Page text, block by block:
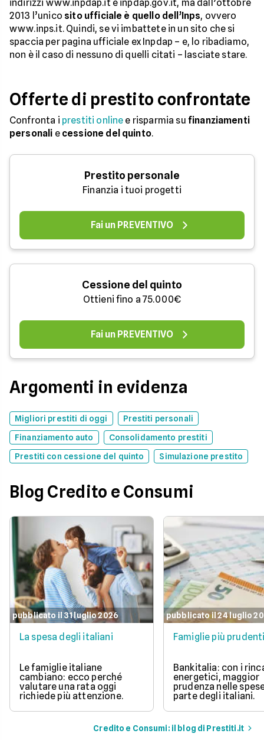
indirizzi www.inpdap.it e inpdap.gov.it, ma dall’ottobre
2013 l’unico sito ufficiale è quello dell’Inps, ovvero
www.inps.it. Quindi, se vi imbattete in un sito che si
spaccia per pagina ufficiale ex Inpdap – e, lo ribadiamo,
non è il caso di nessuno di quelli citati – lasciate stare.
Offerte di prestito confrontate
Confronta i prestiti online e risparmia su finanziamenti
personali e cessione del quinto.
Prestito personale
Finanzia i tuoi progetti
Fai un PREVENTIVO
Cessione del quinto
Ottieni fino a 75.000€
Fai un PREVENTIVO
Argomenti in evidenza
Migliori prestiti di oggi
Prestiti personali
Finanziamento auto
Consolidamento prestiti
Prestiti con cessione del quinto
Simulazione prestito
Blog Credito e Consumi
pubblicato il 31 luglio 2026
La spesa degli italiani
Le famiglie italiane
cambiano: ecco perché
valutare una rata oggi
richiede più attenzione.
pubblicato il 24 luglio
Famiglie più
Bankitalia: con i
energetici, maggior
prudenza nelle
parte degli italiani.
Credito e Consumi: il blog di Prestiti.it